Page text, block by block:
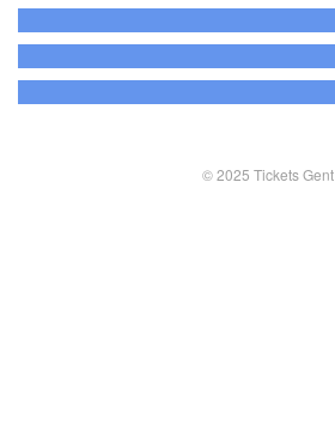
© 2025 Tickets Gent